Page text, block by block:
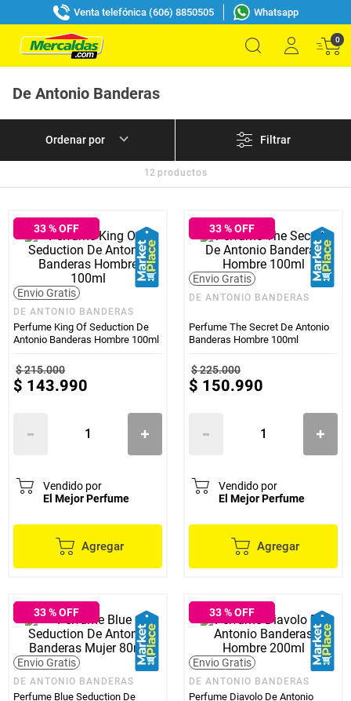
Venta telefónica (606) 8850505 Whatsapp
0
De Antonio Banderas
Filtrar
12 productos
Envio Gratis
33% OFF
DE ANTONIO BANDERAS
Perfume King Of Seduction De
Antonio Banderas Hombre 100ml
$215.000
$ 143.990
Vendido por
El Mejor Perfume
Agregar
Envio Gratis
33% OFF
DE ANTONIO BANDERAS
Perfume The Secret De Antonio
Banderas Hombre 100ml
$225.000
$ 150.990
Vendido por
El Mejor Perfume
Agregar
Envio Gratis
33% OFF
DE ANTONIO BANDERAS
Perfume Blue Seduction De
Envio Gratis
33% OFF
DE ANTONIO BANDERAS
Perfume Diavolo De Antonio